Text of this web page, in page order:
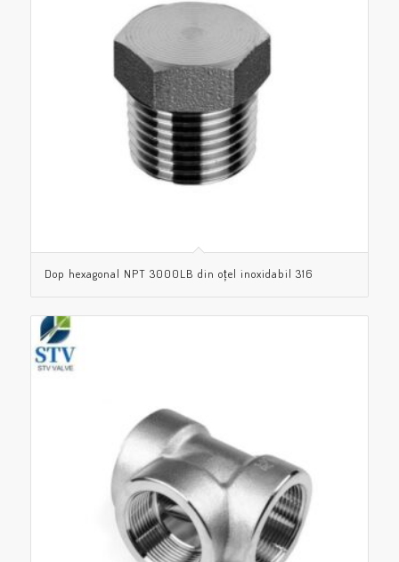
Dop hexagonal NPT 3000LB din oțel inoxidabil 316